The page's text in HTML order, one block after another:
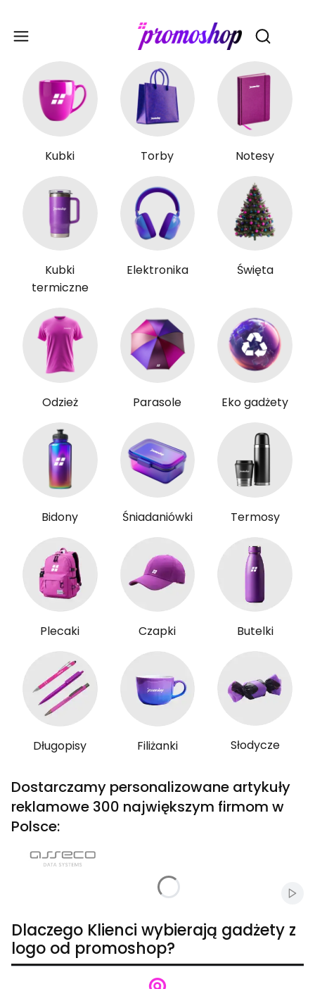
Otwórz
Kubki Torby Notesy
Kubki
termiczne
Elektronika Święta
Odzież Parasole Eko gadżety
Bidony Śniadaniówki Termosy
Plecaki Czapki Butelki
Długopisy Filiżanki Słodycze
Dostarczamy personalizowane artykuły
reklamowe 300 największym firmom w
Polsce:
Dlaczego Klienci wybierają gadżety z
logo od promoshop?